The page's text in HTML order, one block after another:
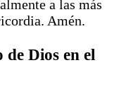
a las más
Amén.
Dios en el